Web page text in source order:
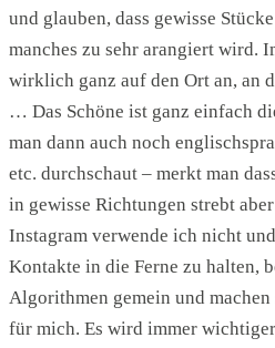
und glauben, dass gewisse
manches zu sehr arangiert wird.
wirklich ganz auf den Ort an, an
… Das Schöne ist ganz einfach
man dann auch noch
etc. durchschaut – merkt man
in gewisse Richtungen strebt
Instagram verwende ich nicht
Kontakte in die Ferne zu halten,
Algorithmen gemein und
für mich. Es wird immer